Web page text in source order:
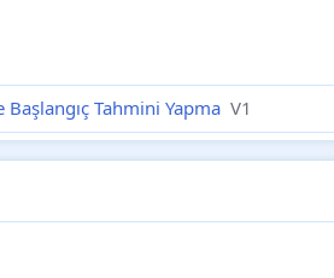
Başlangıç Tahmini Yapma V1